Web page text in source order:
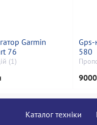
Garmin
76
(1)
Gps-
580
Каталог техніки